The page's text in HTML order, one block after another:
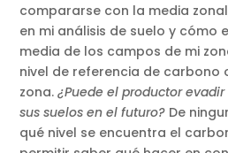
compararse con la media
en mi análisis de suelo y cómo
media de los campos de mi
nivel de referencia de
zona. ¿Puede el productor
sus suelos en el futuro? De
qué nivel se encuentra el